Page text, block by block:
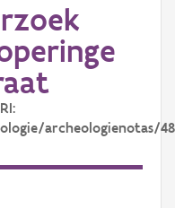
archeologienotas/